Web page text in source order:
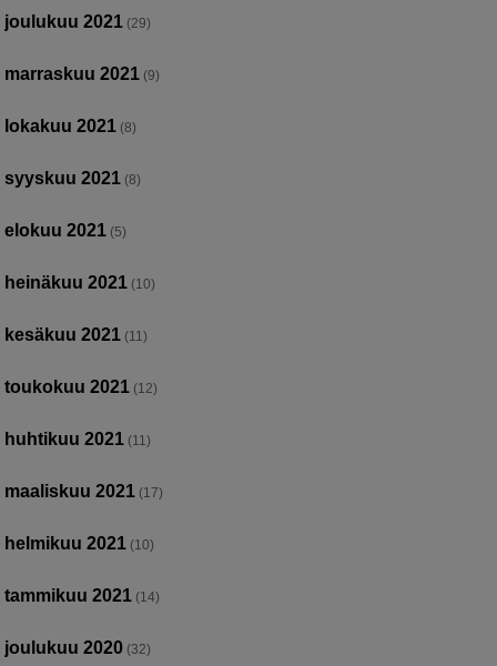
joulukuu 2021 (29)
marraskuu 2021 (9)
lokakuu 2021 (8)
syyskuu 2021 (8)
elokuu 2021 (5)
heinäkuu 2021 (10)
kesäkuu 2021 (11)
toukokuu 2021 (12)
huhtikuu 2021 (11)
maaliskuu 2021 (17)
helmikuu 2021 (10)
tammikuu 2021 (14)
joulukuu 2020 (32)